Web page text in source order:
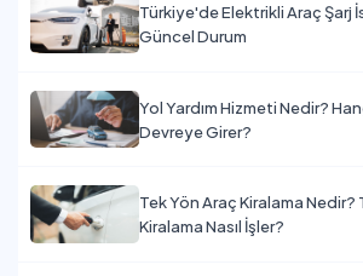
Türkiye'de Elektrikli Araç Şarj
Güncel Durum
Yol Yardım Hizmeti Nedir?
Devreye Girer?
Tek Yön Araç Kiralama Nedir?
Kiralama Nasıl İşler?